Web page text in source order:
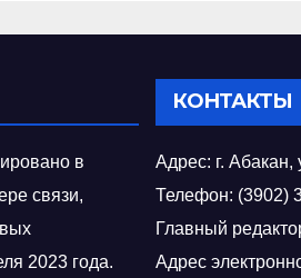
в
связи,
2023 года.
КОНТАКТЫ
Адрес: г.
Телефон: (3902)
Главный
Адрес